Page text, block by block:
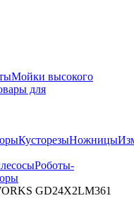
Мойки высокого
для
КусторезыНожницы
Роботы-
GD24X2LM361